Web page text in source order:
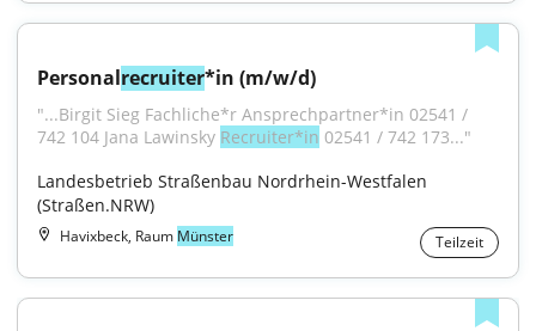
Personalrecruiter*in (m/w/d)
"...Birgit Sieg Fachliche*r Ansprechpartner*in 02541 /
742 104 Jana Lawinsky Recruiter*in 02541 / 742 173..."
Landesbetrieb Straßenbau Nordrhein-Westfalen
(Straßen.NRW)
Havixbeck, Raum Münster Teilzeit